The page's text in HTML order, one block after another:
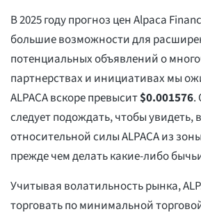
В 2025 году прогноз цен Alpaca
большие возможности для
потенциальных объявлений о
партнерствах и инициативах мы
ALPACA вскоре превысит$0.001576.
следует подождать, чтобы увидеть,
относительной силы ALPACA из
прежде чем делать какие-либо
Учитывая волатильность рынка,
торговать по минимальной